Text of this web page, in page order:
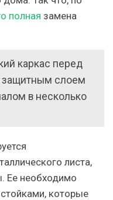
полная замена
каркас перед
защитным слоем
в несколько
листа,
Ее необходимо
которые